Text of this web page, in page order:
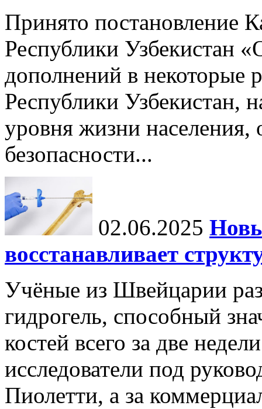
Принято постановление
Республики Узбекистан
дополнений в некоторые
Республики Узбекистан,
уровня жизни населения,
безопасности...
02.06.2025
восстанавливает
Учёные из Швейцарии
гидрогель, способный
костей всего за две
исследователи под
Пиолетти, а за